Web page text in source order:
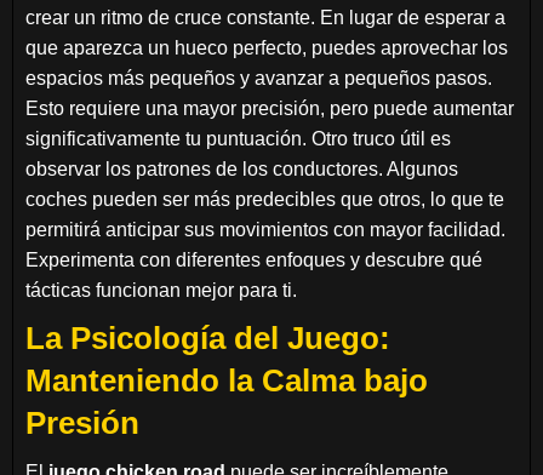
crear un ritmo de cruce constante. En lugar de esperar a
que aparezca un hueco perfecto, puedes aprovechar los
espacios más pequeños y avanzar a pequeños pasos.
Esto requiere una mayor precisión, pero puede aumentar
significativamente tu puntuación. Otro truco útil es
observar los patrones de los conductores. Algunos
coches pueden ser más predecibles que otros, lo que te
permitirá anticipar sus movimientos con mayor facilidad.
Experimenta con diferentes enfoques y descubre qué
tácticas funcionan mejor para ti.
La Psicología del Juego:
Manteniendo la Calma bajo
Presión